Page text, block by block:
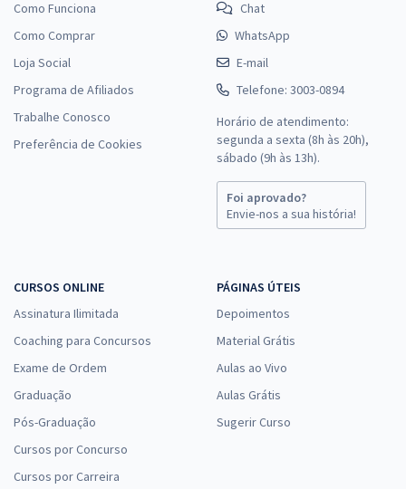
Como Funciona
Como Comprar
Loja Social
Programa de Afiliados
Trabalhe Conosco
Preferência de Cookies
Chat
WhatsApp
E-mail
Telefone: 3003-0894
Horário de atendimento:
segunda a sexta (8h às 20h),
sábado (9h às 13h).
Foi aprovado?
Envie-nos a sua história!
CURSOS ONLINE
Assinatura Ilimitada
Coaching para Concursos
Exame de Ordem
Graduação
Pós-Graduação
Cursos por Concurso
Cursos por Carreira
PÁGINAS ÚTEIS
Depoimentos
Material Grátis
Aulas ao Vivo
Aulas Grátis
Sugerir Curso